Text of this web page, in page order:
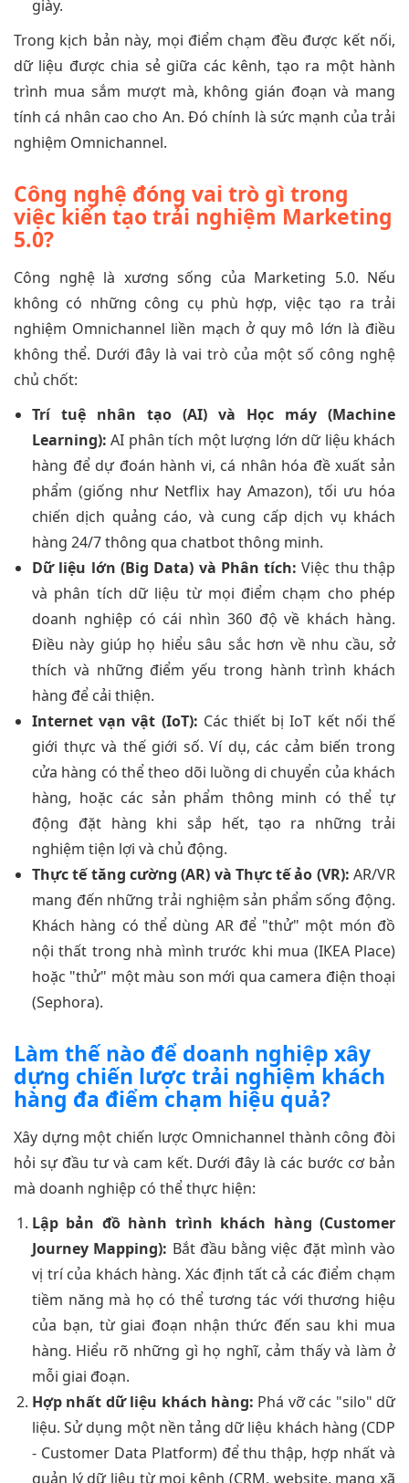
giày.
Trong kịch bản này, mọi điểm chạm đều được kết nối,
dữ liệu được chia sẻ giữa các kênh, tạo ra một hành
trình mua sắm mượt mà, không gián đoạn và mang
tính cá nhân cao cho An. Đó chính là sức mạnh của trải
nghiệm Omnichannel.
Công nghệ đóng vai trò gì trong
việc kiến tạo trải nghiệm Marketing
5.0?
Công nghệ là xương sống của Marketing 5.0. Nếu
không có những công cụ phù hợp, việc tạo ra trải
nghiệm Omnichannel liền mạch ở quy mô lớn là điều
không thể. Dưới đây là vai trò của một số công nghệ
chủ chốt:
Trí tuệ nhân tạo (AI) và Học máy (Machine
Learning): AI phân tích một lượng lớn dữ liệu khách
hàng để dự đoán hành vi, cá nhân hóa đề xuất sản
phẩm (giống như Netflix hay Amazon), tối ưu hóa
chiến dịch quảng cáo, và cung cấp dịch vụ khách
hàng 24/7 thông qua chatbot thông minh.
Dữ liệu lớn (Big Data) và Phân tích: Việc thu thập
và phân tích dữ liệu từ mọi điểm chạm cho phép
doanh nghiệp có cái nhìn 360 độ về khách hàng.
Điều này giúp họ hiểu sâu sắc hơn về nhu cầu, sở
thích và những điểm yếu trong hành trình khách
hàng để cải thiện.
Internet vạn vật (IoT): Các thiết bị IoT kết nối thế
giới thực và thế giới số. Ví dụ, các cảm biến trong
cửa hàng có thể theo dõi luồng di chuyển của khách
hàng, hoặc các sản phẩm thông minh có thể tự
động đặt hàng khi sắp hết, tạo ra những trải
nghiệm tiện lợi và chủ động.
Thực tế tăng cường (AR) và Thực tế ảo (VR): AR/VR
mang đến những trải nghiệm sản phẩm sống động.
Khách hàng có thể dùng AR để "thử" một món đồ
nội thất trong nhà mình trước khi mua (IKEA Place)
hoặc "thử" một màu son mới qua camera điện thoại
(Sephora).
Làm thế nào để doanh nghiệp xây
dựng chiến lược trải nghiệm khách
hàng đa điểm chạm hiệu quả?
Xây dựng một chiến lược Omnichannel thành công đòi
hỏi sự đầu tư và cam kết. Dưới đây là các bước cơ bản
mà doanh nghiệp có thể thực hiện:
Lập bản đồ hành trình khách hàng (Customer
Journey Mapping): Bắt đầu bằng việc đặt mình vào
vị trí của khách hàng. Xác định tất cả các điểm chạm
tiềm năng mà họ có thể tương tác với thương hiệu
của bạn, từ giai đoạn nhận thức đến sau khi mua
hàng. Hiểu rõ những gì họ nghĩ, cảm thấy và làm ở
mỗi giai đoạn.
Hợp nhất dữ liệu khách hàng: Phá vỡ các "silo" dữ
liệu. Sử dụng một nền tảng dữ liệu khách hàng (CDP
- Customer Data Platform) để thu thập, hợp nhất và
quản lý dữ liệu từ mọi kênh (CRM, website, mạng xã